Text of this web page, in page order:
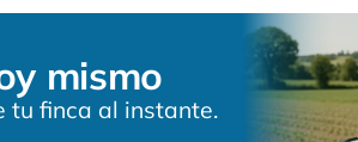
mismo
tu finca al instante.